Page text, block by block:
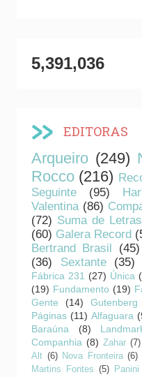
5,391,036
EDITORAS
Arqueiro (249)
Rocco (216)
Seguinte
(95)
Valentina (86)
(72) Suma de Letras
(60) Galera Record
Bertrand Brasil
(45)
(36)
Sextante (35)
Fábrica 231 (27) Única
(19) Fundamento (19)
Gente
(14) Gutenberg
Páginas (11) Alfaguara
Baraúna
(8)
Companhia (8) Zahar (7)
Alt (6) Nova Fronteira (6)
Martins Fontes (5) Panini